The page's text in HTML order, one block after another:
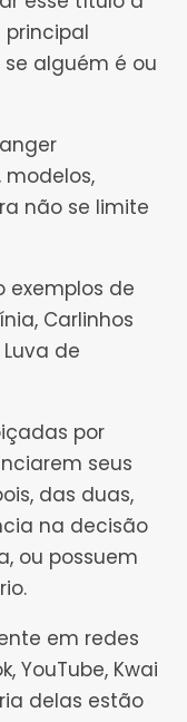
principal
alguém é ou
não se limite
exemplos de
Carlinhos
de
por
seus
das duas,
na decisão
ou possuem
em redes
YouTube, Kwai
delas estão